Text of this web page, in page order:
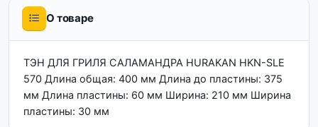
О товаре
ТЭН ДЛЯ ГРИЛЯ САЛАМАНДРА HURAKAN HKN-SLE
570 Длина общая: 400 мм Длина до пластины: 375
мм Длина пластины: 60 мм Ширина: 210 мм Ширина
пластины: 30 мм